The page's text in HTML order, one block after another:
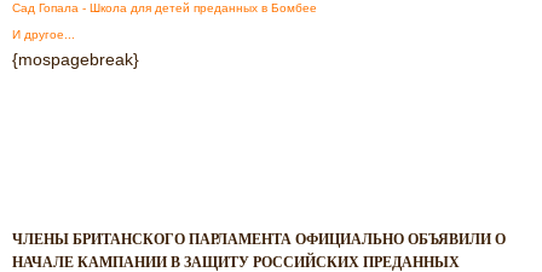
Сад Гопала - Школа для детей преданных в Бомбее
И другое...
{mospagebreak}
ЧЛЕНЫ БРИТАНСКОГО ПАРЛАМЕНТА ОФИЦИАЛЬНО ОБЪЯВИЛИ О
НАЧАЛЕ КАМПАНИИ В ЗАЩИТУ РОССИЙСКИХ ПРЕДАННЫХ